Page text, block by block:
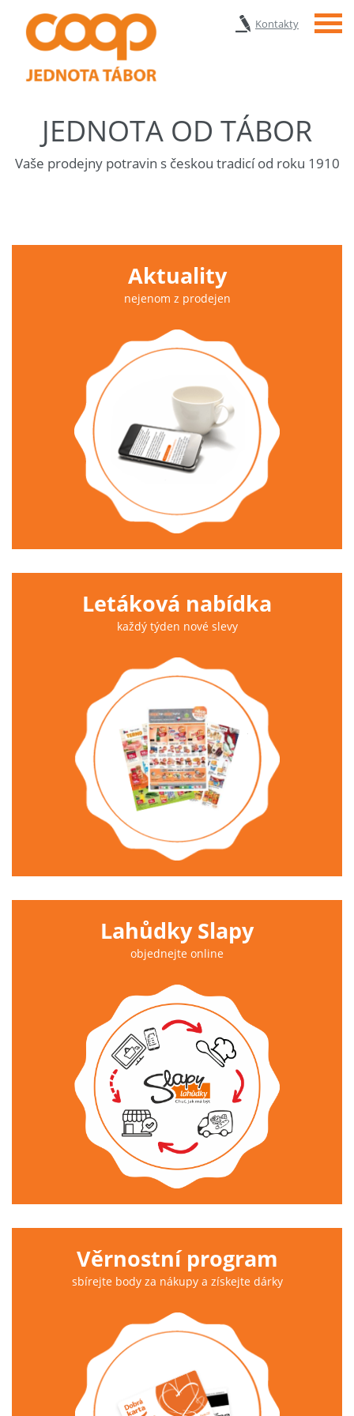
Kontakty Menu
JEDNOTA OD TÁBOR
Vaše prodejny potravin s českou tradicí od roku 1910
Aktuality
nejenom z prodejen
Letáková nabídka
každý týden nové slevy
Lahůdky Slapy
objednejte online
Věrnostní program
sbírejte body za nákupy a získejte dárky